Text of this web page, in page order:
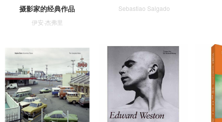
摄影家的经典作品
伊安·杰弗里
Sebastiao Salgado